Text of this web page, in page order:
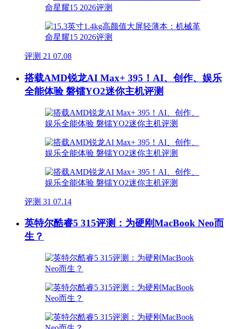
评测 21 07.08
搭载AMD锐龙AI Max+ 395！AI、创作、娱乐
全能体验 磐镭YO2迷你主机评测
评测 31 07.14
英特尔酷睿5 315评测：为硬刚MacBook Neo而
生？